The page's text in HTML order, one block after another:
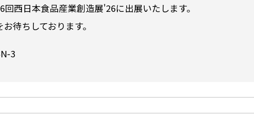
回西日本食品産業創造展'26に出展いたします。
待ちしております。
3